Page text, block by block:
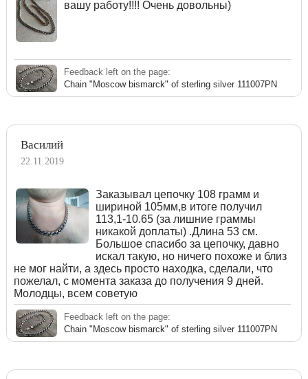
вашу работу!!!! Очень довольны)
Feedback left on the page:
Chain "Moscow bismarck" of sterling silver 111007PN
Василий
22.11.2019
Заказывал цепочку 108 грамм и
шириной 105мм,в итоге получил
113,1-10.65 (за лишние граммы
никакой доплаты) .Длина 53 см.
Большое спасибо за цепочку, давно
искал такую, но ничего похоже и близ
не мог найти, а здесь просто находка, сделали, что
пожелал, с момента заказа до получения 9 дней.
Молодцы, всем советую
Feedback left on the page:
Chain "Moscow bismarck" of sterling silver 111007PN